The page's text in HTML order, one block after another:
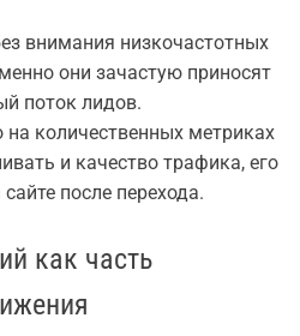
внимания низкочастотных
они зачастую приносят
поток лидов.
на количественных метриках
и качество трафика, его
после перехода.
как часть